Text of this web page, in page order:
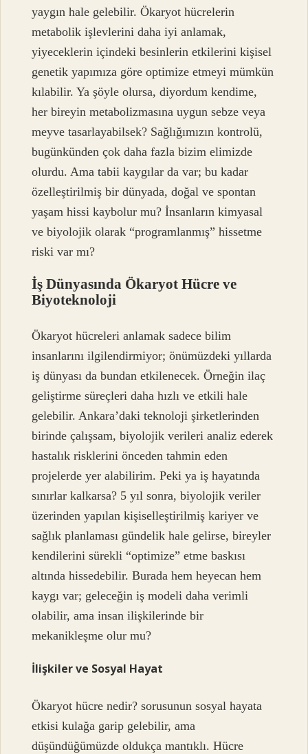
yaygın hale gelebilir. Ökaryot hücrelerin
metabolik işlevlerini daha iyi anlamak,
yiyeceklerin içindeki besinlerin etkilerini kişisel
genetik yapımıza göre optimize etmeyi mümkün
kılabilir. Ya şöyle olursa, diyordum kendime,
her bireyin metabolizmasına uygun sebze veya
meyve tasarlayabilsek? Sağlığımızın kontrolü,
bugünkünden çok daha fazla bizim elimizde
olurdu. Ama tabii kaygılar da var; bu kadar
özelleştirilmiş bir dünyada, doğal ve spontan
yaşam hissi kaybolur mu? İnsanların kimyasal
ve biyolojik olarak “programlanmış” hissetme
riski var mı?
İş Dünyasında Ökaryot Hücre ve
Biyoteknoloji
Ökaryot hücreleri anlamak sadece bilim
insanlarını ilgilendirmiyor; önümüzdeki yıllarda
iş dünyası da bundan etkilenecek. Örneğin ilaç
geliştirme süreçleri daha hızlı ve etkili hale
gelebilir. Ankara’daki teknoloji şirketlerinden
birinde çalışsam, biyolojik verileri analiz ederek
hastalık risklerini önceden tahmin eden
projelerde yer alabilirim. Peki ya iş hayatında
sınırlar kalkarsa? 5 yıl sonra, biyolojik veriler
üzerinden yapılan kişiselleştirilmiş kariyer ve
sağlık planlaması gündelik hale gelirse, bireyler
kendilerini sürekli “optimize” etme baskısı
altında hissedebilir. Burada hem heyecan hem
kaygı var; geleceğin iş modeli daha verimli
olabilir, ama insan ilişkilerinde bir
mekanikleşme olur mu?
İlişkiler ve Sosyal Hayat
Ökaryot hücre nedir? sorusunun sosyal hayata
etkisi kulağa garip gelebilir, ama
düşündüğümüzde oldukça mantıklı. Hücre